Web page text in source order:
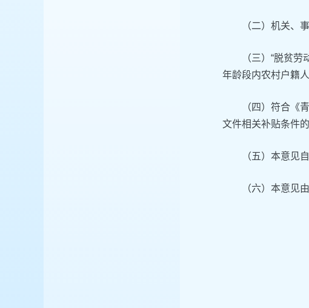
（二）机关、
（三）“脱贫
年龄段内农村户籍人
（四）符合《
文件相关补贴条件
（五）本意见
（六）本意见